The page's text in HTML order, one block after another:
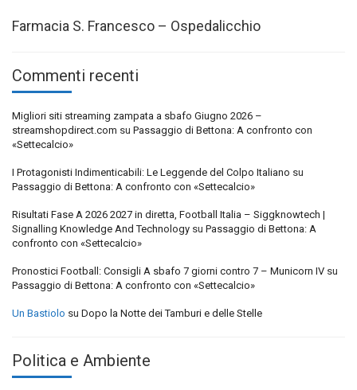
Farmacia S. Francesco – Ospedalicchio
Commenti recenti
Migliori siti streaming zampata a sbafo Giugno 2026 –
streamshopdirect.com su Passaggio di Bettona: A confronto con
«Settecalcio»
I Protagonisti Indimenticabili: Le Leggende del Colpo Italiano su
Passaggio di Bettona: A confronto con «Settecalcio»
Risultati Fase A 2026 2027 in diretta, Football Italia – Siggknowtech |
Signalling Knowledge And Technology su Passaggio di Bettona: A
confronto con «Settecalcio»
Pronostici Football: Consigli A sbafo 7 giorni contro 7 – Municorn IV su
Passaggio di Bettona: A confronto con «Settecalcio»
Un Bastiolo su Dopo la Notte dei Tamburi e delle Stelle
Politica e Ambiente